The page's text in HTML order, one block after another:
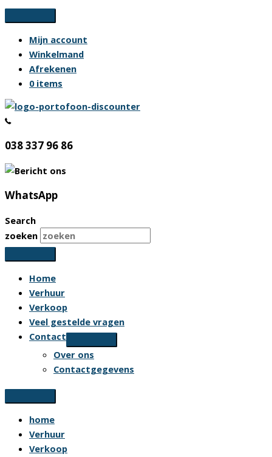
Ga
naar
inhoud
Mijn account
Winkelmand
Afrekenen
0 items
038 337 96 86
WhatsApp
Search
zoeken
Home
Verhuur
Verkoop
Veel gestelde vragen
Contact
Over ons
Contactgegevens
home
Verhuur
Verkoop